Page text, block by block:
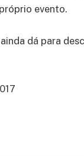
evento.
dá para